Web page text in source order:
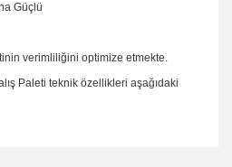
Güçlü
verimliliğini optimize etmekte.
Paleti teknik özellikleri aşağıdaki